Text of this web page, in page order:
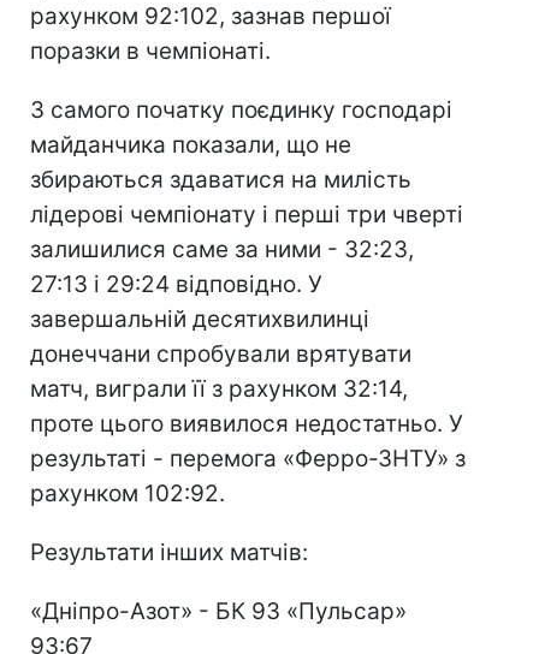
рахунком 92:102, зазнав першої
поразки в чемпіонаті.
З самого початку поєдинку господарі
майданчика показали, що не
збираються здаватися на милість
лідерові чемпіонату і перші три чверті
залишилися саме за ними - 32:23,
27:13 і 29:24 відповідно. У
завершальній десятихвилинці
донеччани спробували врятувати
матч, виграли її з рахунком 32:14,
проте цього виявилося недостатньо. У
результаті - перемога «Ферро-ЗНТУ» з
рахунком 102:92.
Результати інших матчів:
«Дніпро-Азот» - БК 93 «Пульсар»
93:67